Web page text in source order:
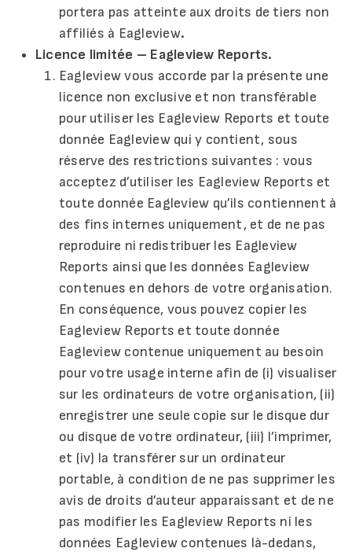
portera pas atteinte aux droits de tiers non
affiliés à Eagleview.
Licence limitée – Eagleview Reports.
Eagleview vous accorde par la présente une
licence non exclusive et non transférable
pour utiliser les Eagleview Reports et toute
donnée Eagleview qui y contient, sous
réserve des restrictions suivantes : vous
acceptez d’utiliser les Eagleview Reports et
toute donnée Eagleview qu’ils contiennent à
des fins internes uniquement, et de ne pas
reproduire ni redistribuer les Eagleview
Reports ainsi que les données Eagleview
contenues en dehors de votre organisation.
En conséquence, vous pouvez copier les
Eagleview Reports et toute donnée
Eagleview contenue uniquement au besoin
pour votre usage interne afin de (i) visualiser
sur les ordinateurs de votre organisation, (ii)
enregistrer une seule copie sur le disque dur
ou disque de votre ordinateur, (iii) l’imprimer,
et (iv) la transférer sur un ordinateur
portable, à condition de ne pas supprimer les
avis de droits d’auteur apparaissant et de ne
pas modifier les Eagleview Reports ni les
données Eagleview contenues là-dedans,